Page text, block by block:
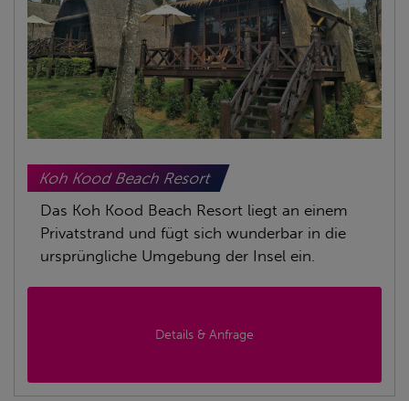
Koh Kood Beach Resort
Das Koh Kood Beach Resort liegt an einem
Privatstrand und fügt sich wunderbar in die
ursprüngliche Umgebung der Insel ein.
Details & Anfrage